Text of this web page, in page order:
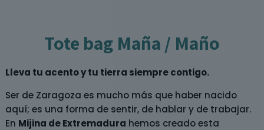
Tote bag Maña / Maño
Lleva tu acento y tu tierra siempre contigo.
Ser de Zaragoza es mucho más que haber nacido
aquí; es una forma de sentir, de hablar y de trabajar.
En Mijina de Extremadura hemos creado esta